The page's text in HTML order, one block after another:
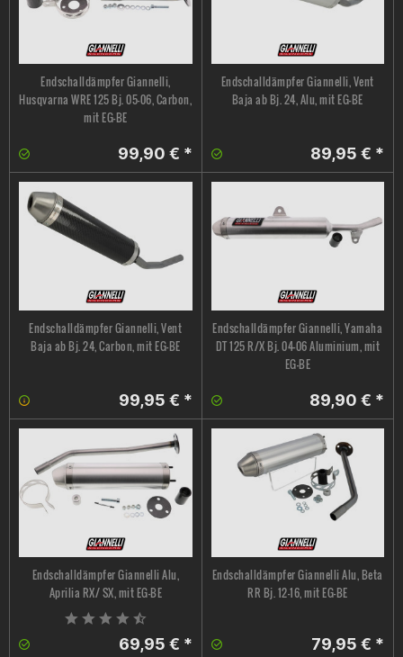
Endschalldämpfer Giannelli,
Husqvarna WRE 125 Bj. 05-06, Carbon,
mit EG-BE
99,90 € *
Endschalldämpfer Giannelli, Vent
Baja ab Bj. 24, Alu, mit EG-BE
89,95 € *
Endschalldämpfer Giannelli, Vent
Baja ab Bj. 24, Carbon, mit EG-BE
99,95 € *
Endschalldämpfer Giannelli, Yamaha
DT 125 R/X Bj. 04-06 Aluminium, mit
EG-BE
89,90 € *
Endschalldämpfer Giannelli Alu,
Aprilia RX/ SX, mit EG-BE
69,95 € *
Endschalldämpfer Giannelli Alu, Beta
RR Bj. 12-16, mit EG-BE
79,95 € *